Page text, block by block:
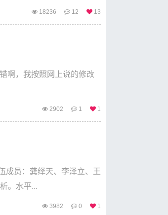
18236 12 13
啊，我按照网上说的修改
2902 1 1
成员：龚绎天、李泽立、王
。水平...
3982 0 1